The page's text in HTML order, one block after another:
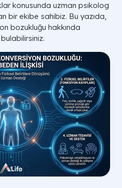
konusunda uzman psikolog
bir ekibe sahibiz. Bu yazıda,
bozukluğu hakkında